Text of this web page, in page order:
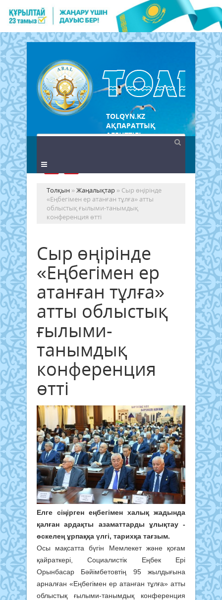
TOLQYN.KZ
АҚПАРАТТЫҚ
АГЕНТТІГІ
Толқын »Жаңалықтар » Сыр өңірінде
«Еңбегімен ер атанған тұлға» атты
облыстық ғылыми-танымдық
конференция өтті
Сыр өңірінде
«Еңбегімен ер
атанған тұлға»
атты облыстық
ғылыми-
танымдық
конференция
өтті
Елге сіңірген еңбегімен халық жадында
қалған ардақты азаматтарды ұлықтау -
өскелең ұрпаққа үлгі, тарихқа тағзым.
Осы мақсатта бүгін Мемлекет және қоғам
қайраткері, Социалистік Еңбек Ері
Орынбасар Бәйімбетовтің 95 жылдығына
арналған «Еңбегімен ер атанған тұлға» атты
облыстық ғылыми-танымдық конференция